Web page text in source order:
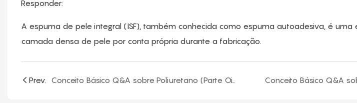
Responder:
A espuma de pele integral (ISF), também conhecida como espuma autoadesiva, é
camada densa de pele por conta própria durante a fabricação.
Prev. Conceito Básico Q&A sobre Poliuretano (Parte Oito)